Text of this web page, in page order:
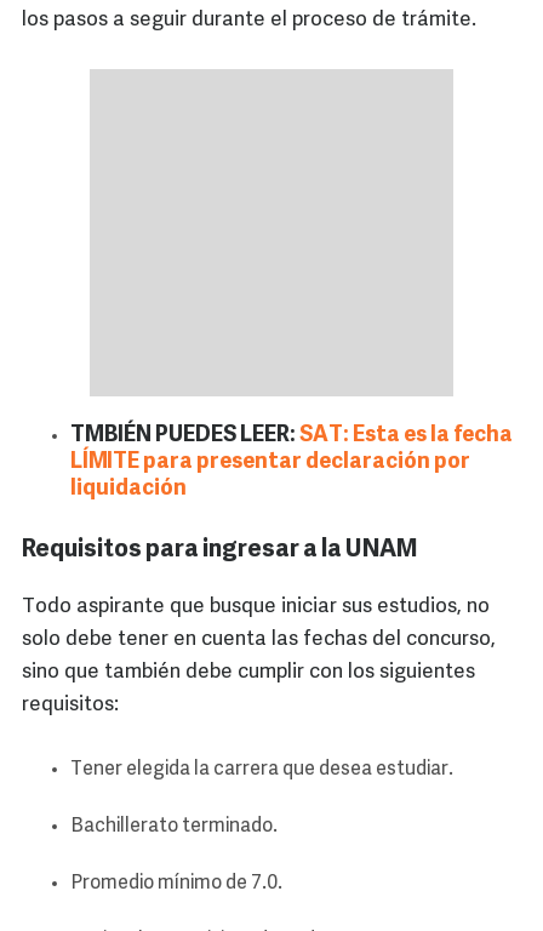
los pasos a seguir durante el proceso de trámite.
TMBIÉN PUEDES LEER: SAT: Esta es la fecha
LÍMITE para presentar declaración por
liquidación
Requisitos para ingresar a la UNAM
Todo aspirante que busque iniciar sus estudios, no
solo debe tener en cuenta las fechas del concurso,
sino que también debe cumplir con los siguientes
requisitos:
Tener elegida la carrera que desea estudiar.
Bachillerato terminado.
Promedio mínimo de 7.0.